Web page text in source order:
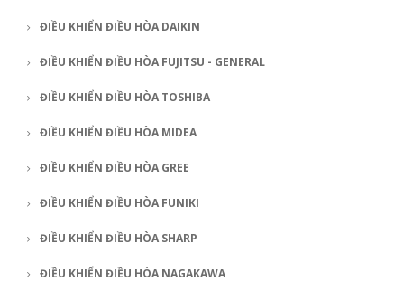
ĐIỀU KHIỂN ĐIỀU HÒA DAIKIN
ĐIỀU KHIỂN ĐIỀU HÒA FUJITSU - GENERAL
ĐIỀU KHIỂN ĐIỀU HÒA TOSHIBA
ĐIỀU KHIỂN ĐIỀU HÒA MIDEA
ĐIỀU KHIỂN ĐIỀU HÒA GREE
ĐIỀU KHIỂN ĐIỀU HÒA FUNIKI
ĐIỀU KHIỂN ĐIỀU HÒA SHARP
ĐIỀU KHIỂN ĐIỀU HÒA NAGAKAWA